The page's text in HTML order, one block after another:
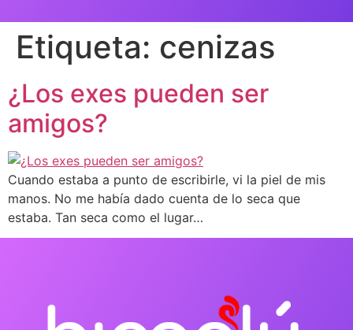
Etiqueta: cenizas
¿Los exes pueden ser
amigos?
Cuando estaba a punto de escribirle, vi la piel de mis
manos. No me había dado cuenta de lo seca que
estaba. Tan seca como el lugar…